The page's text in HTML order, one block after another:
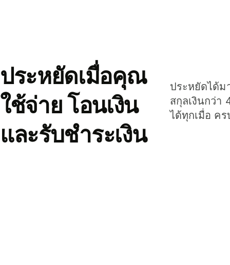
ประหยัดเมื่อคุณ
ใช้จ่าย โอนเงิน
และรับชำระเงิน
ประหยัดได้ม
สกุลเงินกว่า
ได้ทุกเมื่อ ค